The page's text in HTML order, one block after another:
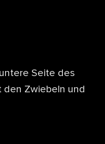
Seite des
den Zwiebeln und